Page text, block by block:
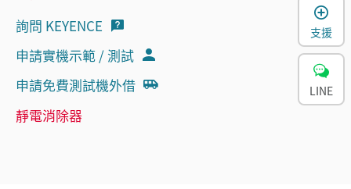
詢問 KEYENCE
申請實機示範 / 測試
申請免費測試機外借
靜電消除器
支援
LINE